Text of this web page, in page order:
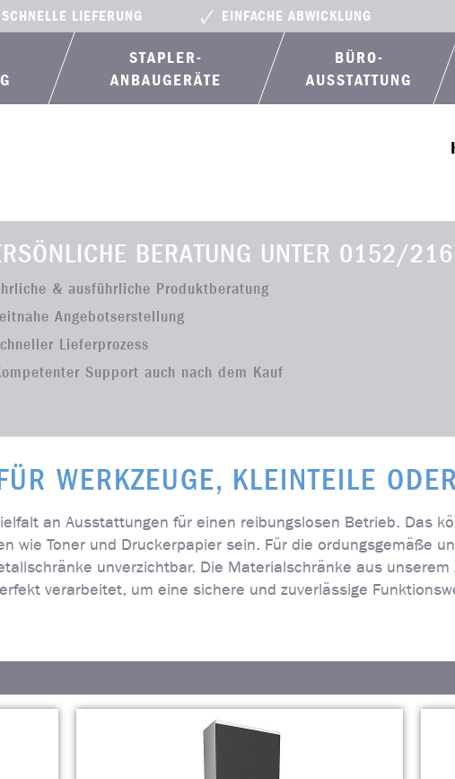
SCHNELLE LIEFERUNG EINFACHE ABWICKLUNG
STAPLER-
ANBAUGERÄTE
BÜRO­
AUSSTATTUNG
BERATUNG UNTER 0152/
& ausführliche Produktberatung
Angebotserstellung
Lieferprozess
Support auch nach dem Kauf
WERKZEUGE, KLEINTEILE
an Ausstattungen für einen reibungslosen Betrieb. Das
wie Toner und Druckerpapier sein. Für die ordungsgemäße
unverzichtbar. Die Materialschränke aus
verarbeitet, um eine sichere und zuverlässige